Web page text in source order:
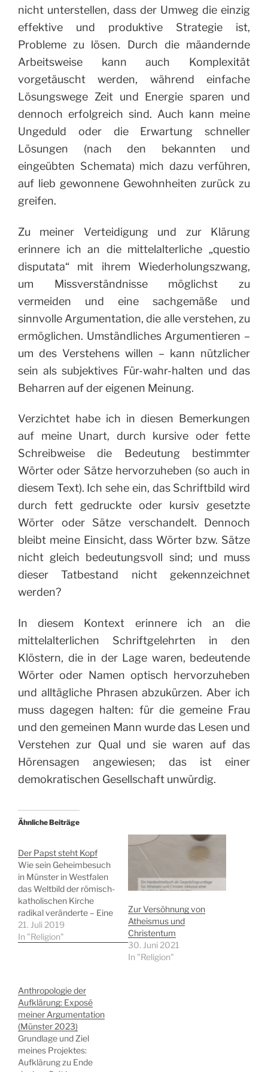
nicht unterstellen, dass der Umweg die einzig
effektive und produktive Strategie ist,
Probleme zu lösen. Durch die mäandernde
Arbeitsweise kann auch Komplexität
vorgetäuscht werden, während einfache
Lösungswege Zeit und Energie sparen und
dennoch erfolgreich sind. Auch kann meine
Ungeduld oder die Erwartung schneller
Lösungen (nach den bekannten und
eingeübten Schemata) mich dazu verführen,
auf lieb gewonnene Gewohnheiten zurück zu
greifen.
Zu meiner Verteidigung und zur Klärung
erinnere ich an die mittelalterliche „questio
disputata“ mit ihrem Wiederholungszwang,
um Missverständnisse möglichst zu
vermeiden und eine sachgemäße und
sinnvolle Argumentation, die alle verstehen, zu
ermöglichen. Umständliches Argumentieren –
um des Verstehens willen – kann nützlicher
sein als subjektives Für-wahr-halten und das
Beharren auf der eigenen Meinung.
Verzichtet habe ich in diesen Bemerkungen
auf meine Unart, durch kursive oder fette
Schreibweise die Bedeutung bestimmter
Wörter oder Sätze hervorzuheben (so auch in
diesem Text). Ich sehe ein, das Schriftbild wird
durch fett gedruckte oder kursiv gesetzte
Wörter oder Sätze verschandelt. Dennoch
bleibt meine Einsicht, dass Wörter bzw. Sätze
nicht gleich bedeutungsvoll sind; und muss
dieser Tatbestand nicht gekennzeichnet
werden?
In diesem Kontext erinnere ich an die
mittelalterlichen Schriftgelehrten in den
Klöstern, die in der Lage waren, bedeutende
Wörter oder Namen optisch hervorzuheben
und alltägliche Phrasen abzukürzen. Aber ich
muss dagegen halten: für die gemeine Frau
und den gemeinen Mann wurde das Lesen und
Verstehen zur Qual und sie waren auf das
Hörensagen angewiesen; das ist einer
demokratischen Gesellschaft unwürdig.
Ähnliche Beiträge
Der Papst steht Kopf
Wie sein Geheimbesuch
in Münster in Westfalen
das Weltbild der römisch-
katholischen Kirche
radikal veränderte – Eine
skurrile
Aufklärungsgeschichte
„biografischen
Einsprengseln“, ist eine
Vor-Veröffentlichung. Ich
plane, sie – statt eines
Nachwortes – in meinem
neuen Buch
„Aufgeklärter Realismus.
21. Juli 2019
In "Religion"
Zur Versöhnung von
Atheismus und
Christentum
30. Juni 2021
In "Religion"
Anthropologie der
Aufklärung: Exposé
meiner Argumentation
(Münster 2023)
Grundlage und Ziel
meines Projektes:
Aufklärung zu Ende